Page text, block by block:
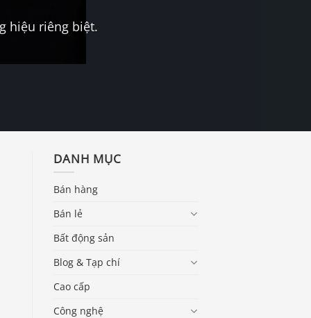
hiệu riêng biệt.
DANH MỤC
Bán hàng
Bán lẻ
Bất động sản
Blog & Tạp chí
Cao cấp
Công nghệ